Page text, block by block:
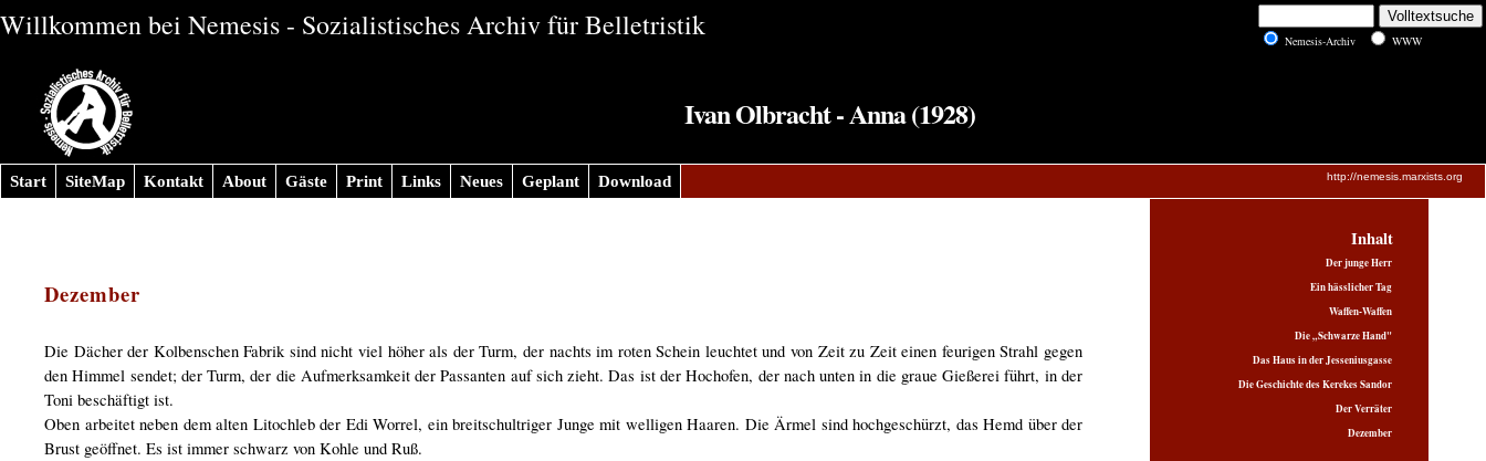
Nemesis-Archiv WWW
Willkommen bei Nemesis - Sozialistisches Archiv für Belletristik
Ivan Olbracht - Anna (1928)
Start SiteMap Kontakt About Gäste Print Links Neues Geplant Download http://nemesis.marxists.org
Dezember
Die Dächer der Kolbenschen Fabrik sind nicht viel höher als der Turm, der nachts im roten Schein leuchtet und von Zeit zu Zeit einen feurigen Strahl gegen
den Himmel sendet; der Turm, der die Aufmerksamkeit der Passanten auf sich zieht. Das ist der Hochofen, der nach unten in die graue Gießerei führt, in der
Toni beschäftigt ist.
Oben arbeitet neben dem alten Litochleb der Edi Worrel, ein breitschultriger Junge mit welligen Haaren. Die Ärmel sind hochgeschürzt, das Hemd über der
Brust geöffnet. Es ist immer schwarz von Kohle und Ruß.
Inhalt
Der junge Herr
Ein hässlicher Tag
Waffen-Waffen
Die „Schwarze Hand"
Das Haus in der Jesseniusgasse
Die Geschichte des Kerekes Sandor
Der Verräter
Dezember